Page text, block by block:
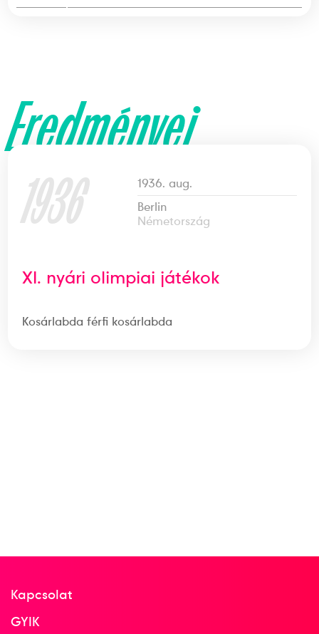
Eredményei
1936
1936. aug.
Berlin
Németország
XI. nyári olimpiai játékok
Kosárlabda férfi kosárlabda
Kapcsolat
GYIK